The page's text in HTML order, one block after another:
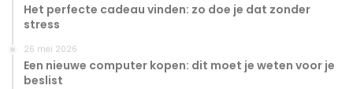
Het perfecte cadeau vinden: zo doe je dat zonder
stress
26 mei 2026
Een nieuwe computer kopen: dit moet je weten voor je
beslist